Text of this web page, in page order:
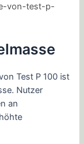
von-test-p-
Test P 100 ist
Nutzer
an